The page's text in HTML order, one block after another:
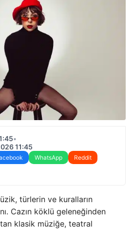
•
11:45
WhatsApp
Reddit
türlerin ve kuralların
Cazın köklü geleneğinden
klasik müziğe, teatral